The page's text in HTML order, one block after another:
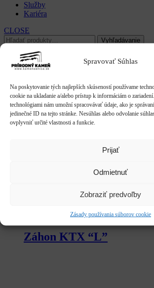
Spravovať Súhlas
Na poskytovanie tých najlepších skúseností používame
cookie na ukladanie a/alebo prístup k informáciám o
technológiami nám umožní spracovávať údaje, ako je
jedinečné ID na tejto stránke. Nesúhlas alebo odvolanie
ovplyvniť určité vlastnosti a funkcie.
Prijať
Odmietnuť
Zobraziť predvoľby
Zásady používania súborov cookie
Služby
Kariéra
CLOSE
Hľadať:
Vyhľadávanie
Dekorácie & doplnky
Záhony
Zobrazuje sa 11 výsledkov
Kvetináč drevo /
Záhon drevo – podval
Záhon KTX “L”